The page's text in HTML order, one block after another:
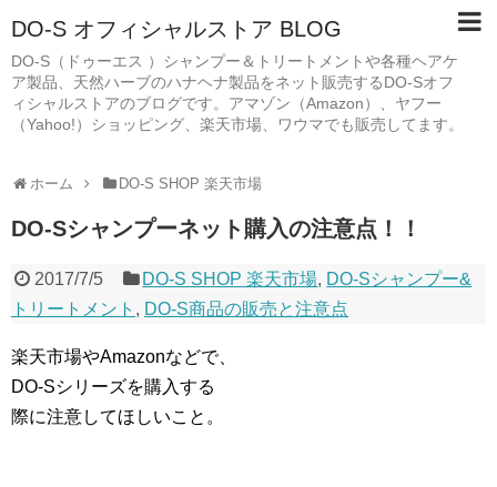
DO-S オフィシャルストア BLOG
DO-S（ドゥーエス ）シャンプー＆トリートメントや各種ヘアケ
ア製品、天然ハーブのハナヘナ製品をネット販売するDO-Sオフ
ィシャルストアのブログです。アマゾン（Amazon）、ヤフー
（Yahoo!）ショッピング、楽天市場、ワウマでも販売してます。
ホーム DO-S SHOP 楽天市場
DO-Sシャンプーネット購入の注意点！！
2017/7/5 DO-S SHOP 楽天市場, DO-Sシャンプー&
トリートメント , DO-S商品の販売と注意点
楽天市場やAmazonなどで、
DO-Sシリーズを購入する
際に注意してほしいこと。